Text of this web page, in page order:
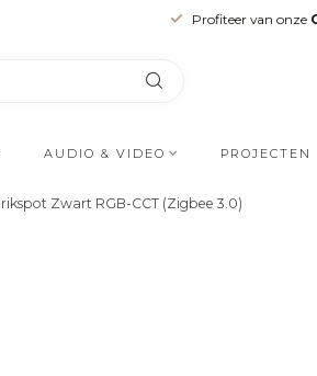
Profiteer van onze
AUDIO & VIDEO PROJECTEN
Zwart RGB-CCT (Zigbee 3.0)